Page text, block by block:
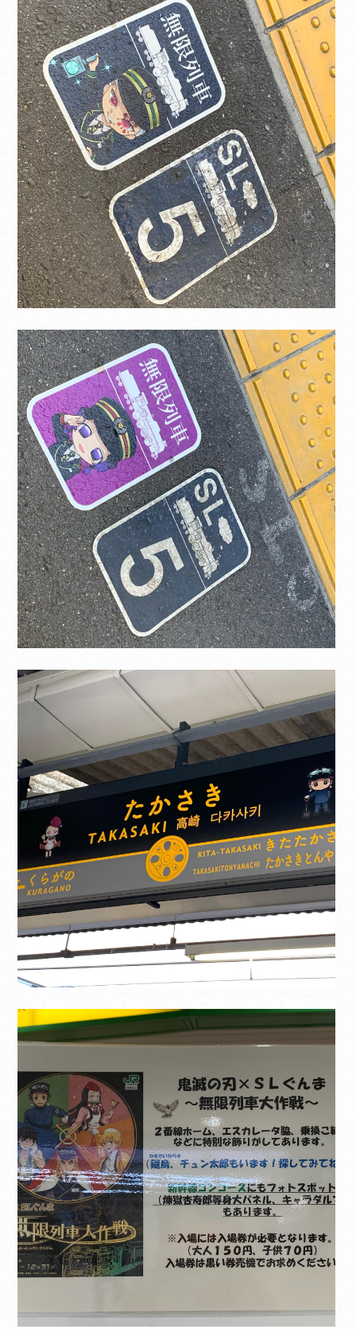
Translate
Select Language▼
翻訳について
Google翻訳サービス ］を導入しています。
機械的に翻訳されますので、言葉づかい・文
法などが正確でない場合があります。翻訳の
精度にともなう間違いがあったとしても、当
社では責任を負うことができません。
ページ内のテキストは翻訳されますが、画
像・添付ファイルなど、翻訳の対象外となる
ものもありますので、ご了承ください。
翻訳言語によってはページのレイアウトが崩
れてしまう箇所もございますが、ご了承くだ
さい。
CLOSE